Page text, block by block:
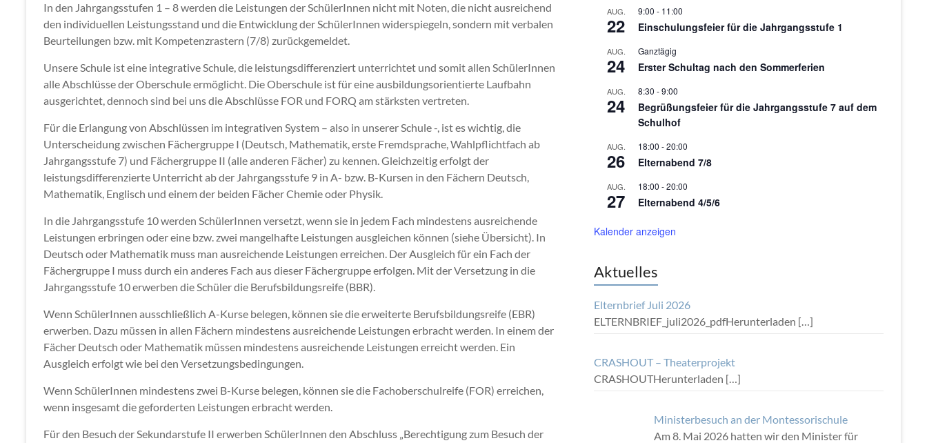
In den Jahrgangsstufen 1 – 8 werden die Leistungen der SchülerInnen nicht mit Noten, die nicht ausreichend
den individuellen Leistungsstand und die Entwicklung der SchülerInnen widerspiegeln, sondern mit verbalen
Beurteilungen bzw. mit Kompetenzrastern (7/8) zurückgemeldet.
Unsere Schule ist eine integrative Schule, die leistungsdifferenziert unterrichtet und somit allen SchülerInnen
alle Abschlüsse der Oberschule ermöglicht. Die Oberschule ist für eine ausbildungsorientierte Laufbahn
ausgerichtet, dennoch sind bei uns die Abschlüsse FOR und FORQ am stärksten vertreten.
Für die Erlangung von Abschlüssen im integrativen System – also in unserer Schule -, ist es wichtig, die
Unterscheidung zwischen Fächergruppe I (Deutsch, Mathematik, erste Fremdsprache, Wahlpflichtfach ab
Jahrgangsstufe 7) und Fächergruppe II (alle anderen Fächer) zu kennen. Gleichzeitig erfolgt der
leistungsdifferenzierte Unterricht ab der Jahrgangsstufe 9 in A- bzw. B-Kursen in den Fächern Deutsch,
Mathematik, Englisch und einem der beiden Fächer Chemie oder Physik.
In die Jahrgangsstufe 10 werden SchülerInnen versetzt, wenn sie in jedem Fach mindestens ausreichende
Leistungen erbringen oder eine bzw. zwei mangelhafte Leistungen ausgleichen können (siehe Übersicht). In
Deutsch oder Mathematik muss man ausreichende Leistungen erreichen. Der Ausgleich für ein Fach der
Fächergruppe I muss durch ein anderes Fach aus dieser Fächergruppe erfolgen. Mit der Versetzung in die
Jahrgangsstufe 10 erwerben die Schüler die Berufsbildungsreife (BBR).
Wenn SchülerInnen ausschließlich A-Kurse belegen, können sie die erweiterte Berufsbildungsreife (EBR)
erwerben. Dazu müssen in allen Fächern mindestens ausreichende Leistungen erbracht werden. In einem der
Fächer Deutsch oder Mathematik müssen mindestens ausreichende Leistungen erreicht werden. Ein
Ausgleich erfolgt wie bei den Versetzungsbedingungen.
Wenn SchülerInnen mindestens zwei B-Kurse belegen, können sie die Fachoberschulreife (FOR) erreichen,
wenn insgesamt die geforderten Leistungen erbracht werden.
Für den Besuch der Sekundarstufe II erwerben SchülerInnen den Abschluss „Berechtigung zum Besuch der
AUG.
22
9:00 - 11:00
Einschulungsfeier für die Jahrgangsstufe 1
AUG.
24
Ganztägig
Erster Schultag nach den Sommerferien
AUG.
24
8:30 -9:00
Begrüßungsfeier für die Jahrgangsstufe 7 auf dem
Schulhof
AUG.
26
18:00 -20:00
Elternabend 7/8
AUG.
27
18:00 -20:00
Elternabend 4/5/6
Kalender anzeigen
Aktuelles
Elternbrief Juli 2026
ELTERNBRIEF_juli2026_pdfHerunterladen […]
CRASHOUT – Theaterprojekt
CRASHOUTHerunterladen […]
Ministerbesuch an der Montessorischule
Am 8. Mai 2026 hatten wir den Minister für